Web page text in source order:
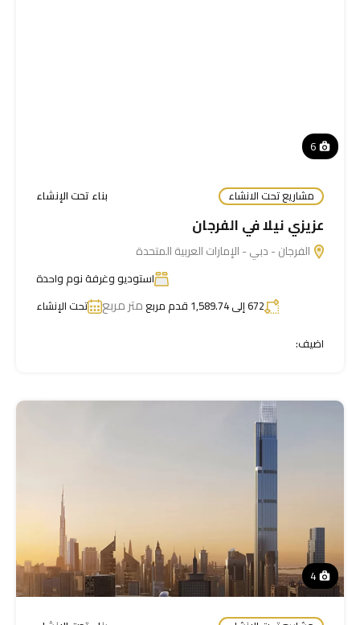
6
مشاريع تحت الانشاء بناء تحت الإنشاء
عزيزي نيلا في الفرجان
الفرجان - دبي - الإمارات العربية المتحدة
استوديو وغرفة نوم واحدة
672 إلى 1,589.74 قدم مربع
متر مربع
تحت الإنشاء
اضيف:
4